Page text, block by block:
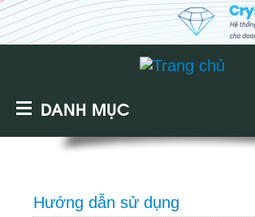
DANH MỤC
Hướng dẫn sử dụng